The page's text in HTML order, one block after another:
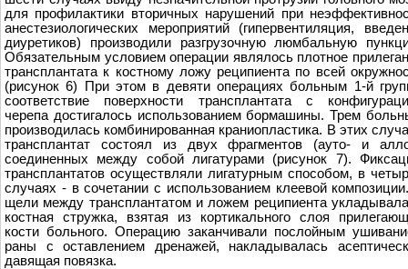
для профилактики вторичных нарушений при
анестезиологических мероприятий (гипервентиляция,
диуретиков) производили разгрузочную люмбальную
Обязательным условием операции являлось плотное
трансплантата к костному ложу реципиента по всей
(рисунок 6) При этом в девяти операциях больным 1-й
соответствие поверхности трансплантата с
черепа достигалось использованием бормашины. Трем
производилась комбинированная краниопластика. В этих
трансплантат состоял из двух фрагментов (ауто- и
соединенных между собой лигатурами (рисунок 7).
трансплантатов осуществляли лигатурным способом, в
случаях - в сочетании с использованием клеевой
щели между трансплантатом и ложем реципиента
костная стружка, взятая из кортикального слоя
кости больного. Операцию заканчивали послойным
раны с оставлением дренажей, накладывалась
давящая повязка.